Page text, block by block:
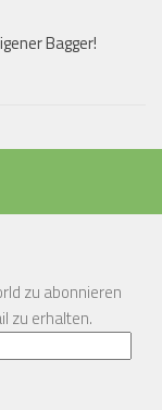
Bagger!
zu abonnieren
zu erhalten.